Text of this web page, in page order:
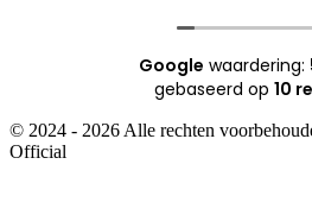
Google waardering:
gebaseerd op 10
© 2024 - 2026 Alle rechten
Official